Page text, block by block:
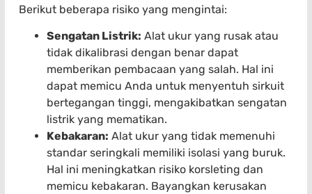
Berikut beberapa risiko yang mengintai:
Sengatan Listrik: Alat ukur yang rusak atau
tidak dikalibrasi dengan benar dapat
memberikan pembacaan yang salah. Hal ini
dapat memicu Anda untuk menyentuh sirkuit
bertegangan tinggi, mengakibatkan sengatan
listrik yang mematikan.
Kebakaran: Alat ukur yang tidak memenuhi
standar seringkali memiliki isolasi yang buruk.
Hal ini meningkatkan risiko korsleting dan
memicu kebakaran. Bayangkan kerusakan